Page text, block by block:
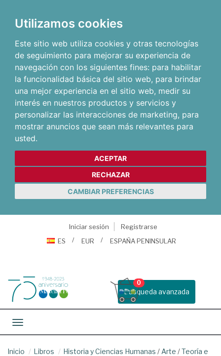
Utilizamos cookies
Este sitio web utiliza cookies y otras tecnologías
de seguimiento para mejorar su experiencia de
navegación con los siguientes fines: para habilitar
la funcionalidad básica del sitio web, para brindar
una mejor experiencia en el sitio web, medir su
interés en nuestros productos y servicios y
personalizar las interacciones de marketing, para
mostrar anuncios que sean más relevantes para
usted.
ACEPTAR
RECHAZAR
CAMBIAR PREFERENCIAS
Iniciar sesión
Registrarse
ES
EUR ESPAÑA PENINSULAR
Busqueda avanzada
0
Toggle navigation
Inicio Libros Historia y Ciencias Humanas / Arte /Teoría e